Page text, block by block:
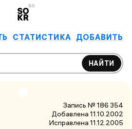
6.0
СТАТИСТИКА ДОБАВИТЬ
НАЙТИ
Запись № 186 354
Добавлена 11.10.2002
Исправлена 11.12.2005